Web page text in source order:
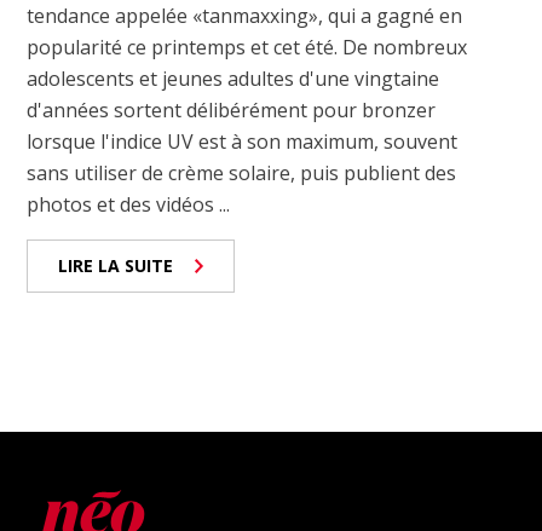
tendance appelée «tanmaxxing», qui a gagné en
popularité ce printemps et cet été. De nombreux
adolescents et jeunes adultes d'une vingtaine
d'années sortent délibérément pour bronzer
lorsque l'indice UV est à son maximum, souvent
sans utiliser de crème solaire, puis publient des
photos et des vidéos ...
LIRE LA SUITE